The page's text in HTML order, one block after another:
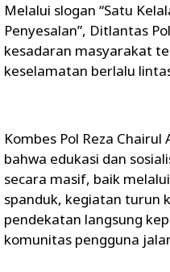
Melalui slogan “Satu
Penyesalan”, Ditlantas
kesadaran masyarakat
keselamatan berlalu
Kombes Pol Reza
bahwa edukasi dan
secara masif, baik
spanduk, kegiatan turun
pendekatan langsung
komunitas pengguna